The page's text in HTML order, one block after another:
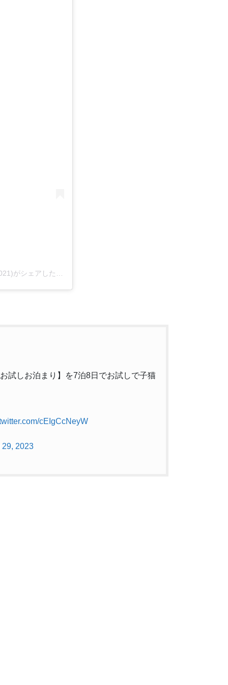
子猫専門店 キャットスタイル/ペットショップ(@cat_style_2021)がシェアした投稿
試しお泊まり】を7泊8日でお試しで子猫
cEIgCcNeyW
29, 2023